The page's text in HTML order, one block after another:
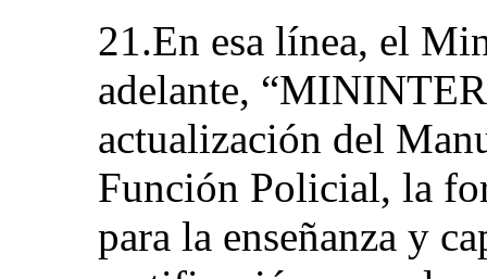
21.En esa línea, el
adelante,
actualización del
Función Policial, la
para la enseñanza y